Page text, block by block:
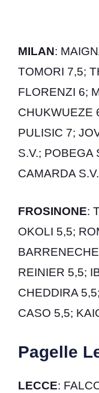
MILAN:
TOMORI 7,5;
FLORENZI 6;
CHUKWUEZE
PULISIC 7;
S.V.; POBEGA
CAMARDA S.V.
FROSINONE:
OKOLI 5,5;
REINIER 5,5;
CHEDDIRA
CASO 5,5;
Pagelle
LECCE: